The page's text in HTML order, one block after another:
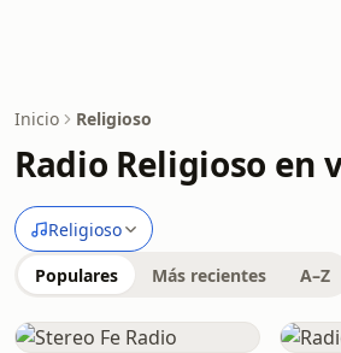
Inicio Religioso
Radio Religioso en
Religioso
Populares Más recientes A–Z